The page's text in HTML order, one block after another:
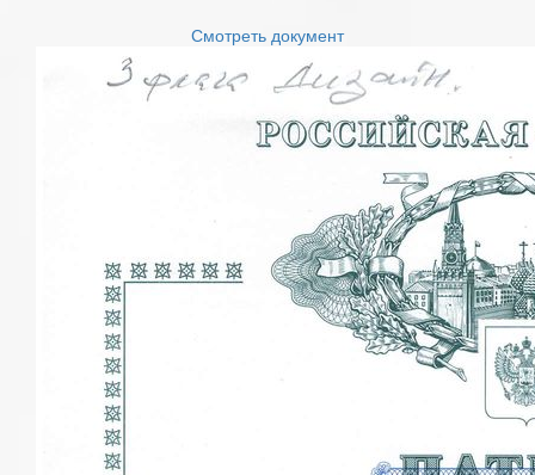
Смотреть документ